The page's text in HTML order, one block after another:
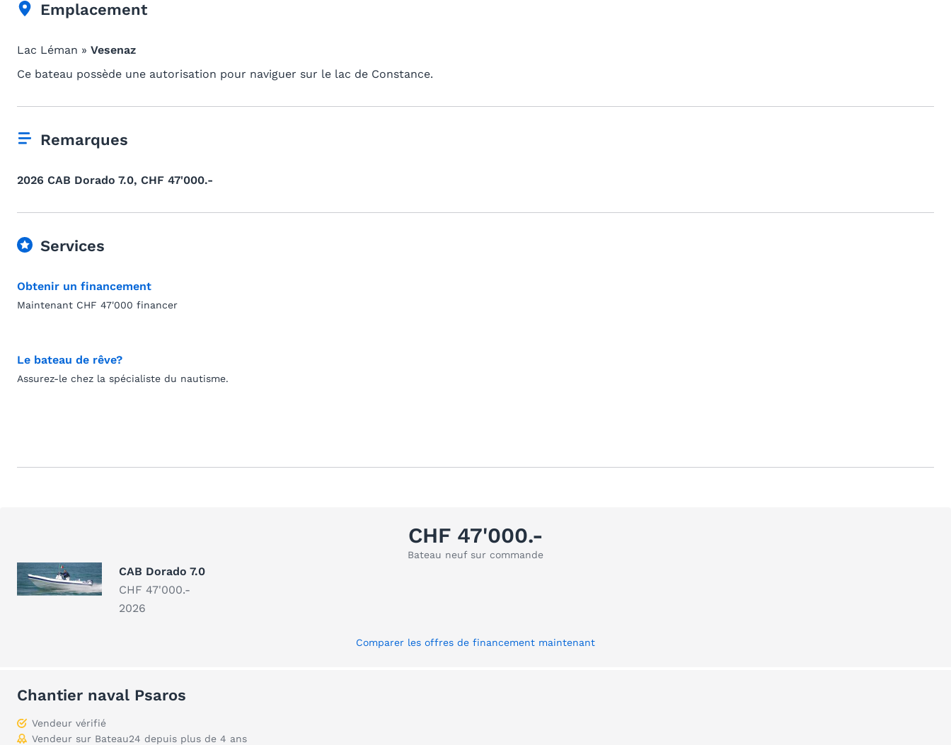
Emplacement
Lac Léman » Vesenaz
Ce bateau possède une autorisation pour naviguer sur le lac de Constance.
Remarques
2026 CAB Dorado 7.0, CHF 47'000.-
Services
Obtenir un financement
Maintenant CHF 47'000 financer
Le bateau de rêve?
Assurez-le chez la spécialiste du nautisme.
CHF 47'000.-
Bateau neuf sur commande
CAB Dorado 7.0
CHF 47'000.-
2026
Comparer les offres de financement maintenant
Chantier naval Psaros
Vendeur vérifié
Vendeur sur Bateau24 depuis plus de 4 ans